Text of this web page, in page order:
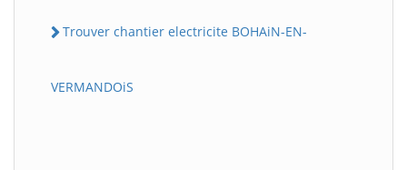
Trouver chantier electricite BOHAiN-EN-
VERMANDOiS